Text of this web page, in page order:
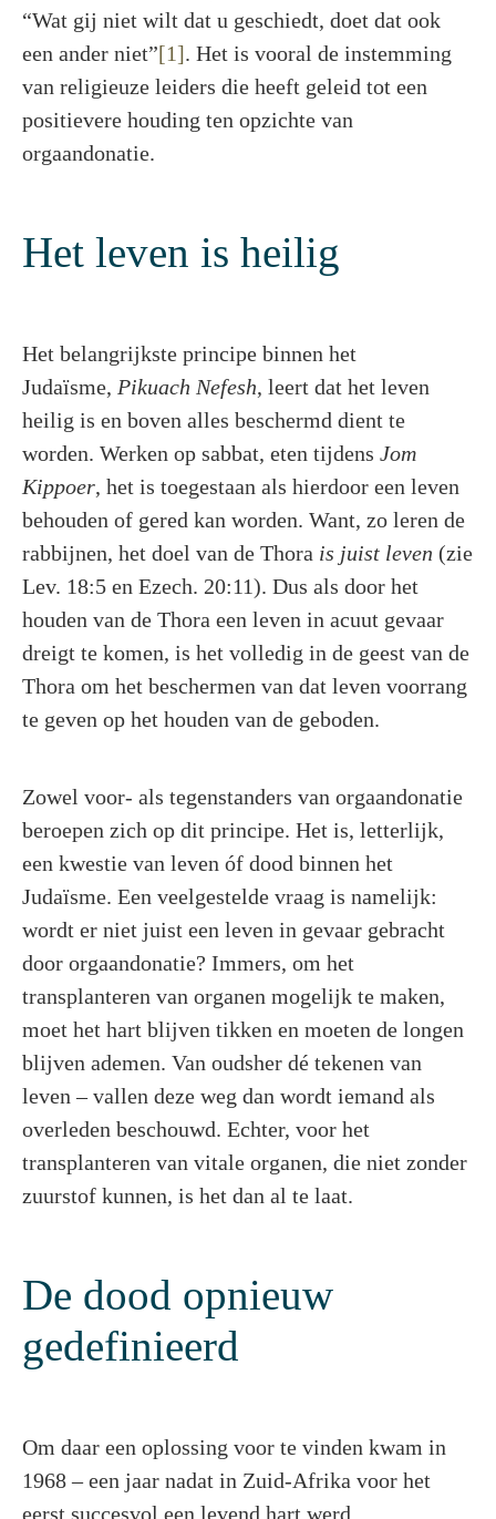
“Wat gij niet wilt dat u geschiedt, doet dat ook
een ander niet”[1]. Het is vooral de instemming
van religieuze leiders die heeft geleid tot een
positievere houding ten opzichte van
orgaandonatie.
Het leven is heilig
Het belangrijkste principe binnen het
Judaïsme, Pikuach Nefesh, leert dat het leven
heilig is en boven alles beschermd dient te
worden. Werken op sabbat, eten tijdens Jom
Kippoer, het is toegestaan als hierdoor een leven
behouden of gered kan worden. Want, zo leren de
rabbijnen, het doel van de Thora is juist leven (zie
Lev. 18:5 en Ezech. 20:11). Dus als door het
houden van de Thora een leven in acuut gevaar
dreigt te komen, is het volledig in de geest van de
Thora om het beschermen van dat leven voorrang
te geven op het houden van de geboden.
Zowel voor- als tegenstanders van orgaandonatie
beroepen zich op dit principe. Het is, letterlijk,
een kwestie van leven óf dood binnen het
Judaïsme. Een veelgestelde vraag is namelijk:
wordt er niet juist een leven in gevaar gebracht
door orgaandonatie? Immers, om het
transplanteren van organen mogelijk te maken,
moet het hart blijven tikken en moeten de longen
blijven ademen. Van oudsher dé tekenen van
leven – vallen deze weg dan wordt iemand als
overleden beschouwd. Echter, voor het
transplanteren van vitale organen, die niet zonder
zuurstof kunnen, is het dan al te laat.
De dood opnieuw
gedefinieerd
Om daar een oplossing voor te vinden kwam in
1968 – een jaar nadat in Zuid-Afrika voor het
eerst succesvol een levend hart werd